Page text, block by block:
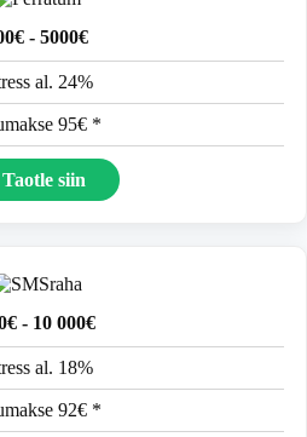
- 5000€
al. 24%
95€ *
siin
- 10 000€
al. 18%
92€ *